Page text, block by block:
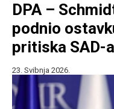
DPA –
podnio
pritiska SAD-a
23. Svibnja 2026.